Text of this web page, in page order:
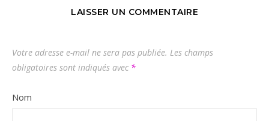
LAISSER UN COMMENTAIRE
Votre adresse e-mail ne sera pas publiée. Les champs
obligatoires sont indiqués avec *
Nom